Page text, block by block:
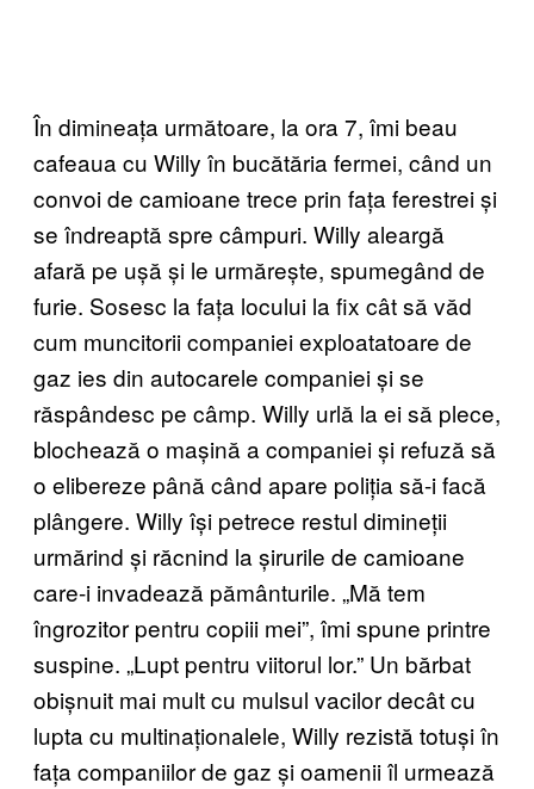
În dimineața următoare, la ora 7, îmi beau
cafeaua cu Willy în bucătăria fermei, când un
convoi de camioane trece prin fața ferestrei și
se îndreaptă spre câmpuri. Willy aleargă
afară pe ușă și le urmărește, spumegând de
furie. Sosesc la fața locului la fix cât să văd
cum muncitorii companiei exploatatoare de
gaz ies din autocarele companiei și se
răspândesc pe câmp. Willy urlă la ei să plece,
blochează o mașină a companiei și refuză să
o elibereze până când apare poliția să-i facă
plângere. Willy își petrece restul dimineții
urmărind și răcnind la șirurile de camioane
care-i invadează pământurile. „Mă tem
îngrozitor pentru copiii mei”, îmi spune printre
suspine. „Lupt pentru viitorul lor.” Un bărbat
obișnuit mai mult cu mulsul vacilor decât cu
lupta cu multinaționalele, Willy rezistă totuși în
fața companiilor de gaz și oamenii îl urmează